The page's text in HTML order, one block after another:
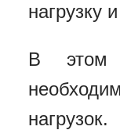
нагрузку
В этом